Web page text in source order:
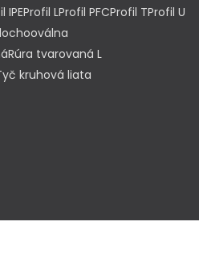
IPEProfil LProfil PFCProfil TProfil U
Rúra tvarovaná L
kruhová liata